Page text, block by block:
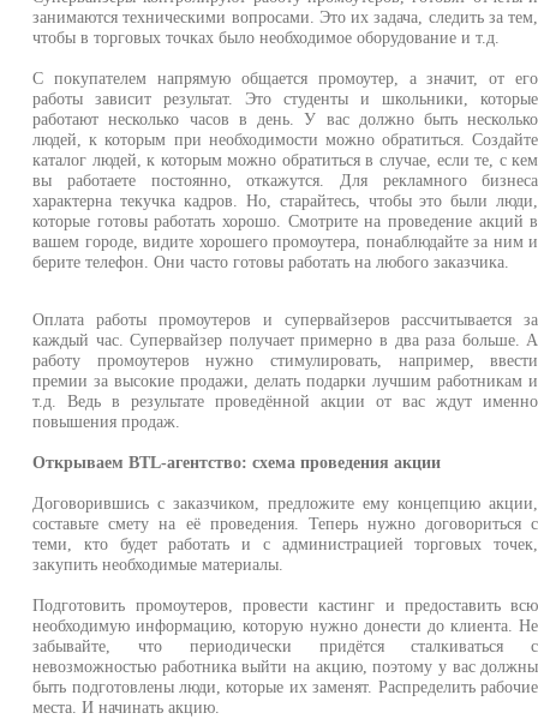
занимаются техническими вопросами. Это их задача, следить за тем,
чтобы в торговых точках было необходимое оборудование и т.д.
С покупателем напрямую общается промоутер, а значит, от его
работы зависит результат. Это студенты и школьники, которые
работают несколько часов в день. У вас должно быть несколько
людей, к которым при необходимости можно обратиться. Создайте
каталог людей, к которым можно обратиться в случае, если те, с кем
вы работаете постоянно, откажутся. Для рекламного бизнеса
характерна текучка кадров. Но, старайтесь, чтобы это были люди,
которые готовы работать хорошо. Смотрите на проведение акций в
вашем городе, видите хорошего промоутера, понаблюдайте за ним и
берите телефон. Они часто готовы работать на любого заказчика.
Оплата работы промоутеров и супервайзеров рассчитывается за
каждый час. Супервайзер получает примерно в два раза больше. А
работу промоутеров нужно стимулировать, например, ввести
премии за высокие продажи, делать подарки лучшим работникам и
т.д. Ведь в результате проведённой акции от вас ждут именно
повышения продаж.
Открываем BTL-агентство: схема проведения акции
Договорившись с заказчиком, предложите ему концепцию акции,
составьте смету на её проведения. Теперь нужно договориться с
теми, кто будет работать и с администрацией торговых точек,
закупить необходимые материалы.
Подготовить промоутеров, провести кастинг и предоставить всю
необходимую информацию, которую нужно донести до клиента. Не
забывайте, что периодически придётся сталкиваться с
невозможностью работника выйти на акцию, поэтому у вас должны
быть подготовлены люди, которые их заменят. Распределить рабочие
места. И начинать акцию.